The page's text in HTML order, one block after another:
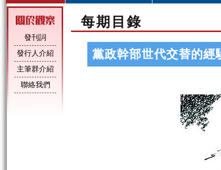
發刊詞
發行人介紹
主筆群介紹
聯絡我們
每期目錄
黨政幹部世代交替的經